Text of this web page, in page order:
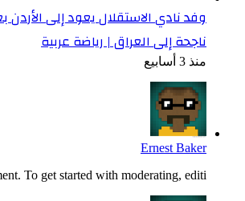
وفد نادي الاستقلال يعود إلى الأردن
ناجحة إلى العراق | رياضة عربية
منذ 3 أسابيع
Ernest Baker
To get started with moderating, editi...